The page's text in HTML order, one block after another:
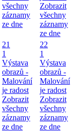
všechny
záznamy
ze dne
Zobrazit
všechny
záznamy
ze dne
21
1
Výstava
obrazů -
Malování
je radost
Zobrazit
všechny
záznamy
ze dne
22
1
Výstava
obrazů -
Malování
je radost
Zobrazit
všechny
záznamy
ze dne